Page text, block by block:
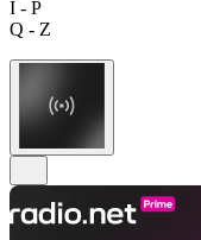
I - P
Q - Z